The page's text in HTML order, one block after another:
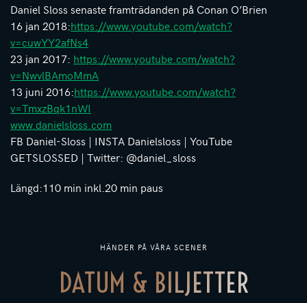
HÄNDER PÅ VÅRA SCENER
DATUM & BILJETTER
Daniel Sloss senaste framträdanden på Conan O’Brien
16 jan 2018:https://www.youtube.com/watch?
v=cuwYY2afNs4
23 jan 2017: https://www.youtube.com/watch?
v=NwvlBAmoMmA
13 juni 2016:https://www.youtube.com/watch?
v=TmxzBqk1nWI
www.danielsloss.com
FB Daniel-Sloss | INSTA Danielsloss | YouTube
GETSLOSSED | Twitter: @daniel_sloss
Längd:110 min inkl.20 min paus